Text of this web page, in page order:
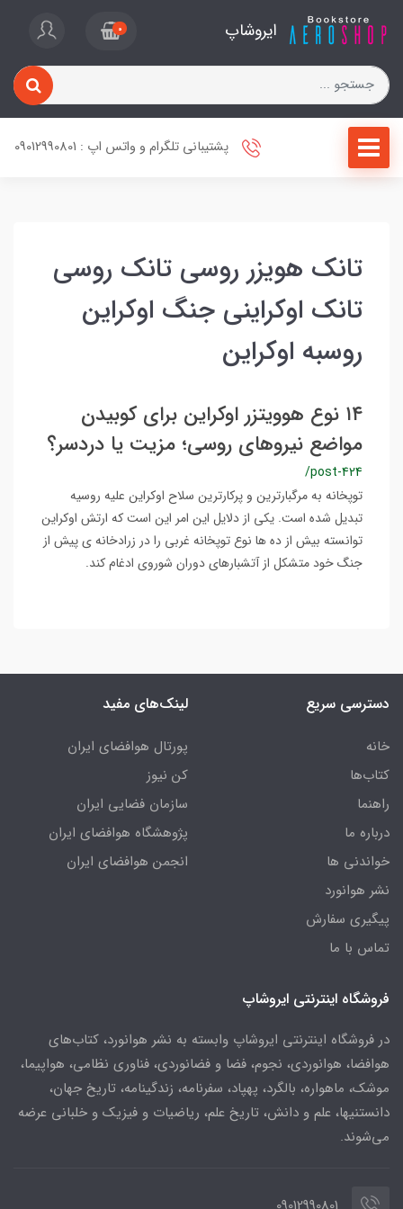
ایروشاپ 0
پشتیبانی تلگرام و واتس اپ : 09012990801
تانک هویزر روسی تانک روسی
تانک اوکراینی جنگ اوکراین
روسبه اوکراین
۱۴ نوع هوویتزر اوکراین برای کوبیدن
مواضع نیروهای روسی؛ مزیت یا دردسر؟
/post-424
توپخانه به مرگبارترین و پرکارترین سلاح اوکراین علیه روسیه
تبدیل شده است. یکی از دلایل این امر این است که ارتش اوکراین
توانسته بیش از ده ها نوع توپخانه غربی را در زرادخانه ی پیش از
جنگ خود متشکل از آتشبارهای دوران شوروی ادغام کند.
دسترسی سریع
خانه
کتاب‌ها
راهنما
درباره ما
خواندنی ها
نشر هوانورد
پیگیری سفارش
تماس با ما
لینک‌های مفید
پورتال هوافضای ایران
کن نیوز
سازمان فضایی ایران
پژوهشگاه هوافضای ایران
انجمن هوافضای ایران
فروشگاه اینترنتی ایروشاپ
در فروشگاه اینترنتی ایروشاپ وابسته به نشر هوانورد، کتاب‌های
هوافضا، هوانوردی، نجوم، فضا و فضانوردی، فناوری نظامی، هواپیما،
موشک، ماهواره، بالگرد، پهپاد، سفرنامه، زندگینامه، تاریخ جهان،
دانستنیها، علم و دانش، تاریخ علم، ریاضیات و فیزیک و خلبانی عرضه
می‌شوند.